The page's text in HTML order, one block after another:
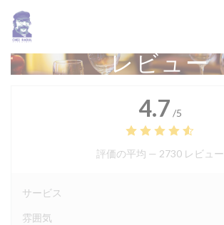
クッキー利用の管理について
レビュー
4.7 /5
評価の平均 — 2730 レビュー
サービス
雰囲気